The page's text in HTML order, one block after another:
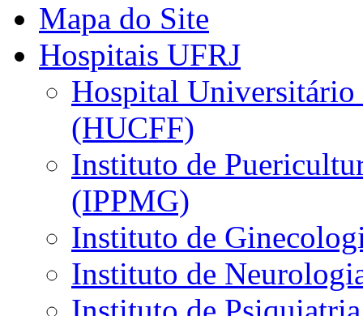
Mapa do Site
Hospitais UFRJ
Hospital
(HUCFF)
Instituto de
(IPPMG)
Instituto de
Instituto de